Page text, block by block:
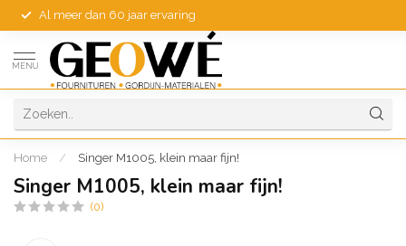
Al meer dan 60 jaar ervaring
MENU
Home / Singer M1005, klein maar fijn!
Singer M1005, klein maar fijn!
(0)